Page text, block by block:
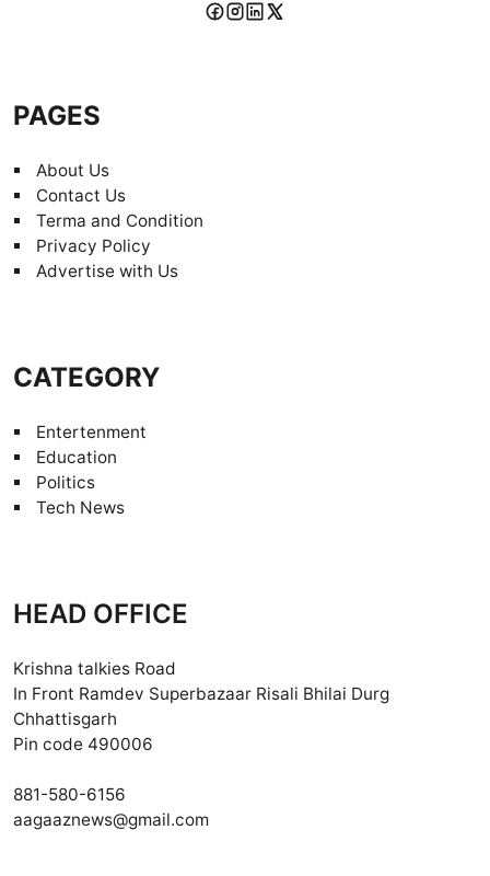
PAGES
About Us
Contact Us
Terma and Condition
Privacy Policy
Advertise with Us
CATEGORY
Entertenment
Education
Politics
Tech News
HEAD OFFICE
Krishna talkies Road
In Front Ramdev Superbazaar Risali Bhilai Durg
Chhattisgarh
Pin code 490006
881-580-6156
aagaaznews@gmail.com